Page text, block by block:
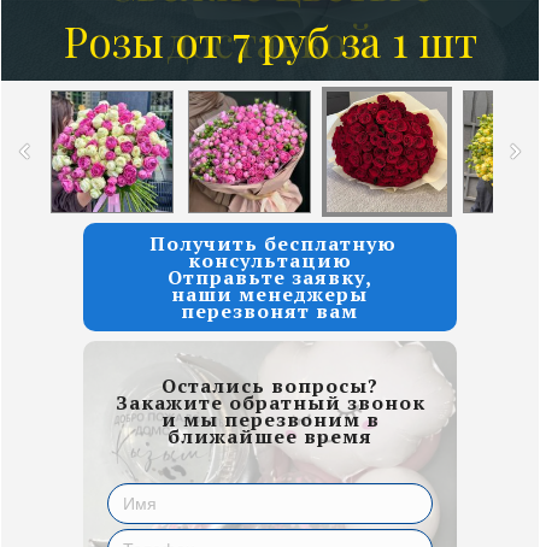
Розы от 7 руб за 1 шт
Получить бесплатную
консультацию
Отправьте заявку,
наши менеджеры
перезвонят вам
Остались вопросы?
Закажите обратный звонок
и мы перезвоним в
ближайшее время